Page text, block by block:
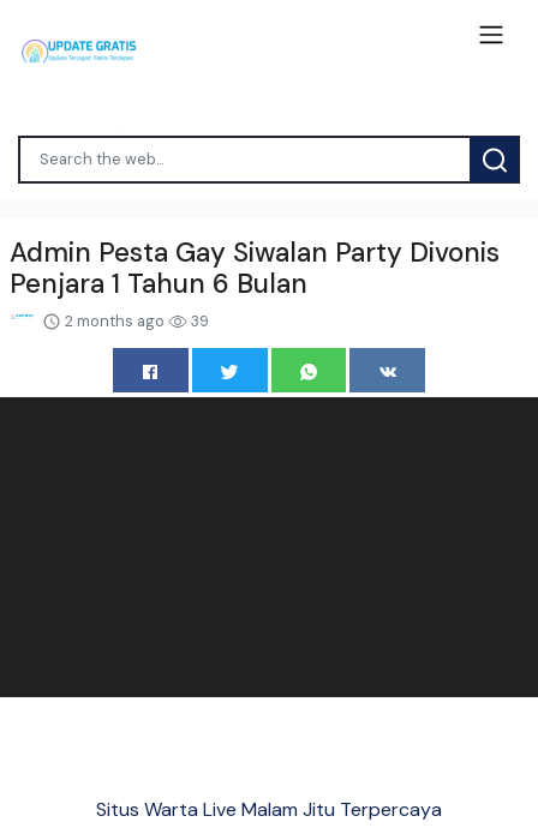
Admin Pesta Gay Siwalan Party Divonis
Penjara 1 Tahun 6 Bulan
2 months ago 39
Situs Warta Live Malam Jitu Terpercaya